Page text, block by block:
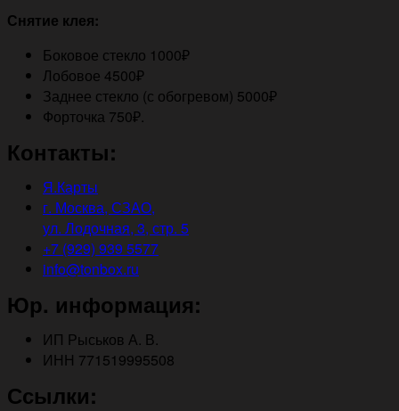
Снятие клея:
Боковое стекло 1000₽
Лобовое 4500₽
Заднее стекло (с обогревом) 5000₽
Форточка 750₽.
Контакты:
Я.Карты
г. Москва, СЗАО,
ул. Лодочная, 3, стр. 5
+7 (929) 939 5577
info@tonbox.ru
Юр. информация:
ИП Рыськов А. В.
ИНН 771519995508
Ссылки: